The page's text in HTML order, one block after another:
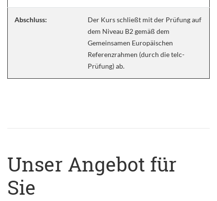
Abschluss:
Der Kurs schließt mit der Prüfung auf
dem Niveau B2 gemäß dem
Gemeinsamen Europäischen
Referenzrahmen (durch die telc-
Prüfung) ab.
Unser Angebot für
Sie